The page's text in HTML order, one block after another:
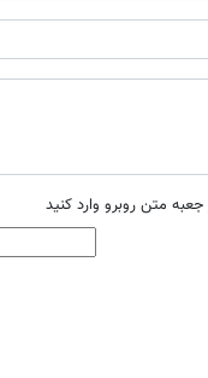
متن روبرو وارد کنید